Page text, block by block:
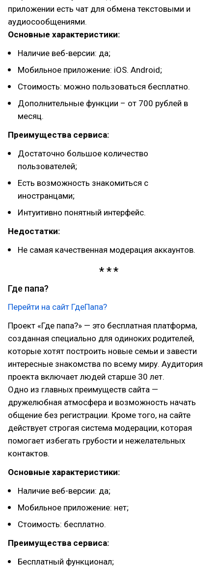
приложении есть чат для обмена текстовыми и
аудиосообщениями.
Основные характеристики:
Наличие веб-версии: да;
Мобильное приложение: iOS. Android;
Стоимость: можно пользоваться бесплатно.
Дополнительные функции – от 700 рублей в
месяц.
Преимущества сервиса:
Достаточно большое количество
пользователей;
Есть возможность знакомиться с
иностранцами;
Интуитивно понятный интерфейс.
Недостатки:
Не самая качественная модерация аккаунтов.
Где папа?
Перейти на сайт ГдеПапа?
Проект «Где папа?» — это бесплатная платформа,
созданная специально для одиноких родителей,
которые хотят построить новые семьи и завести
интересные знакомства по всему миру. Аудитория
проекта включает людей старше 30 лет.
Одно из главных преимуществ сайта —
дружелюбная атмосфера и возможность начать
общение без регистрации. Кроме того, на сайте
действует строгая система модерации, которая
помогает избегать грубости и нежелательных
контактов.
Основные характеристики:
Наличие веб-версии: да;
Мобильное приложение: нет;
Стоимость: бесплатно.
Преимущества сервиса:
Бесплатный функционал;